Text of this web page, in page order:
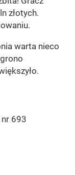
złotych.
warta nieco
693